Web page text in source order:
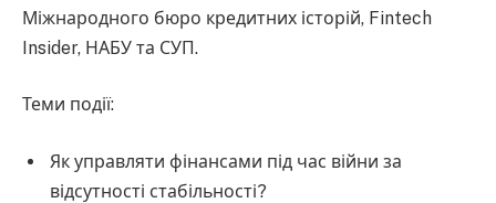
Міжнародного бюро кредитних історій, Fintech
Insider, НАБУ та СУП.
Теми події:
Як управляти фінансами під час війни за
відсутності стабільності?